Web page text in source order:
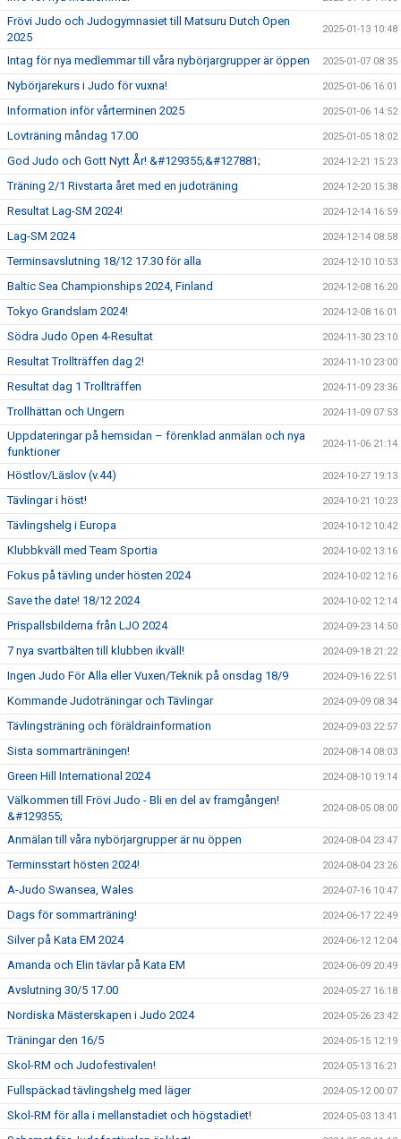
Frövi Judo och Judogymnasiet till Matsuru Dutch Open
2025
2025-01-13 10:48
Intag för nya medlemmar till våra nybörjargrupper är öppen 2025-01-07 08:35
Nybörjarekurs i Judo för vuxna! 2025-01-06 16:01
Information inför vårterminen 2025 2025-01-06 14:52
Lovträning måndag 17.00 2025-01-05 18:02
God Judo och Gott Nytt År! &#129355;&#127881; 2024-12-21 15:23
Träning 2/1 Rivstarta året med en judoträning 2024-12-20 15:38
Resultat Lag-SM 2024! 2024-12-14 16:59
Lag-SM 2024 2024-12-14 08:58
Terminsavslutning 18/12 17.30 för alla 2024-12-10 10:53
Baltic Sea Championships 2024, Finland 2024-12-08 16:20
Tokyo Grandslam 2024! 2024-12-08 16:01
Södra Judo Open 4-Resultat 2024-11-30 23:10
Resultat Trollträffen dag 2! 2024-11-10 23:00
Resultat dag 1 Trollträffen 2024-11-09 23:36
Trollhättan och Ungern 2024-11-09 07:53
Uppdateringar på hemsidan – förenklad anmälan och nya
funktioner
2024-11-06 21:14
Höstlov/Läslov (v.44) 2024-10-27 19:13
Tävlingar i höst! 2024-10-21 10:23
Tävlingshelg i Europa 2024-10-12 10:42
Klubbkväll med Team Sportia 2024-10-02 13:16
Fokus på tävling under hösten 2024 2024-10-02 12:16
Save the date! 18/12 2024 2024-10-02 12:14
Prispallsbilderna från LJO 2024 2024-09-23 14:50
7 nya svartbälten till klubben ikväll! 2024-09-18 21:22
Ingen Judo För Alla eller Vuxen/Teknik på onsdag 18/9 2024-09-16 22:51
Kommande Judoträningar och Tävlingar 2024-09-09 08:34
Tävlingsträning och föräldrainformation 2024-09-03 22:57
Sista sommarträningen! 2024-08-14 08:03
Green Hill International 2024 2024-08-10 19:14
Välkommen till Frövi Judo - Bli en del av framgången!
&#129355;
2024-08-05 08:00
Anmälan till våra nybörjargrupper är nu öppen 2024-08-04 23:47
Terminsstart hösten 2024! 2024-08-04 23:26
A-Judo Swansea, Wales 2024-07-16 10:47
Dags för sommarträning! 2024-06-17 22:49
Silver på Kata EM 2024 2024-06-12 12:04
Amanda och Elin tävlar på Kata EM 2024-06-09 20:49
Avslutning 30/5 17.00 2024-05-27 16:18
Nordiska Mästerskapen i Judo 2024 2024-05-26 23:42
Träningar den 16/5 2024-05-15 12:19
Skol-RM och Judofestivalen! 2024-05-13 16:21
Fullspäckad tävlingshelg med läger 2024-05-12 00:07
Skol-RM för alla i mellanstadiet och högstadiet! 2024-05-03 13:41